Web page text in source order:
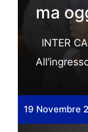
ma
INTER
19 Novembre